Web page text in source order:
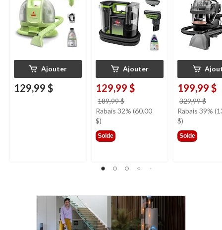
d'ameublement
Ajouter
129,99 $
Ajouter
129,99 $
189,99 $
était
Rabais 32% (60.00
$)
Solde
profondeur
animaux de
compagnie
199,99 $
329,99 $
était
Rabais 39%
$)
Solde